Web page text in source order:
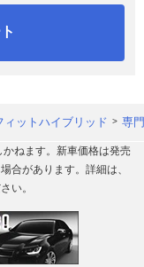
ィットハイブリッド 専
ねます。新車価格は発売
合があります。詳細は、
い。